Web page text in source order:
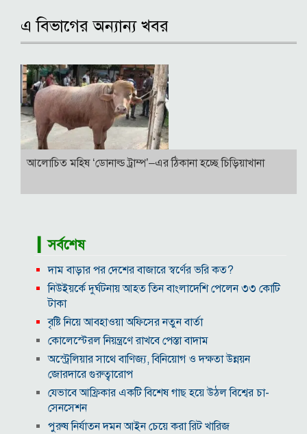
এ বিভাগের অন্যান্য খবর
আলোচিত মহিষ ‘ডোনাল্ড ট্রাম্প’–এর ঠিকানা হচ্ছে চিড়িয়াখানা
▎সর্বশেষ
দাম বাড়ার পর দেশের বাজারে স্বর্ণের ভরি কত?
নিউইয়র্কে দুর্ঘটনায় আহত তিন বাংলাদেশি পেলেন ৩৩ কোটি
টাকা
বৃষ্টি নিয়ে আবহাওয়া অফিসের নতুন বার্তা
কোলেস্টেরল নিয়ন্ত্রণে রাখবে পেস্তা বাদাম
অস্ট্রেলিয়ার সাথে বাণিজ্য, বিনিয়োগ ও দক্ষতা উন্নয়ন
জোরদারে গুরুত্বারোপ
যেভাবে আফ্রিকার একটি বিশেষ গাছ হয়ে উঠল বিশ্বের চা-
সেনসেশন
পুরুষ নির্যাতন দমন আইন চেয়ে করা রিট খারিজ